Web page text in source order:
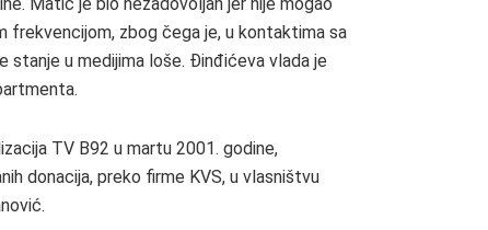
Matić je bio nezadovoljan jer nije mogao
frekvencijom, zbog čega je, u kontaktima sa
stanje u medijima loše. Đinđićeva vlada je
TV B92 u martu 2001. godine,
donacija, preko firme KVS, u vlasništvu